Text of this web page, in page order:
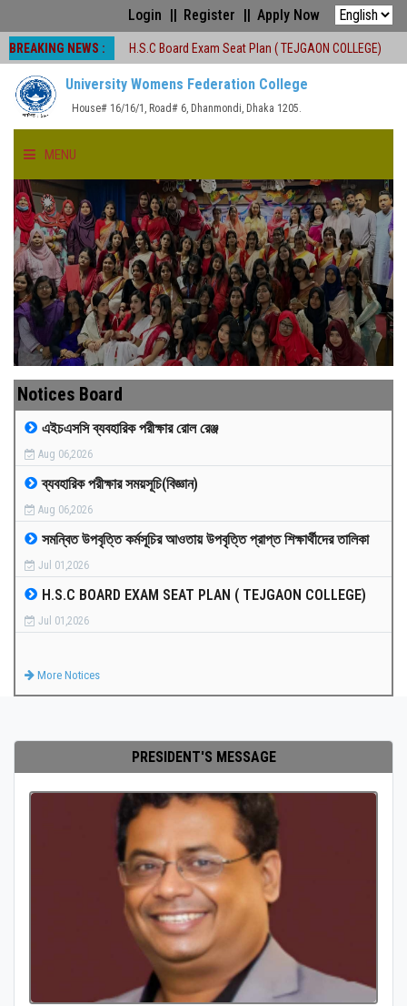
Login Register Apply Now
BREAKING NEWS :
বন্ধ H.S.C Board Exam Seat Plan ( TEJGAON COLLEGE) #অনার্স
University Womens Federation College
House# 16/16/1, Road# 6, Dhanmondi, Dhaka 1205.
MENU
HOME
ABOUT US
FACULTIES
ACADEMICS
GALLERY
MEDIA
PAYMENT
CO-CURRICULUM
RESULTS
Notices Board
এইচএসসি ব্যবহারিক পরীক্ষার রোল রেঞ্জ
Aug 06,2026
ব্যবহারিক পরীক্ষার সময়সূচি(বিজ্ঞান)
Aug 06,2026
সমন্বিত উপবৃত্তি কর্মসূচির আওতায় উপবৃত্তি প্রাপ্ত শিক্ষার্থীদের তালিকা
Jul 01,2026
H.S.C BOARD EXAM SEAT PLAN ( TEJGAON COLLEGE)
Jul 01,2026
More Notices
PRESIDENT'S MESSAGE